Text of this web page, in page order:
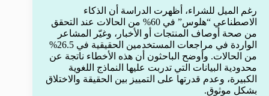
رغم الميل للشراء، أظهرت الدراسة أن الذكاء
الاصطناعي “هلوس” في 60% من الحالات عند التحقق
من صحة أوصاف المنتجات أو الأخبار، وغيّر المشاعر
الواردة في مراجعات المستخدمين الحقيقية في 26.5%
من الحالات. وأوضح الباحثون أن هذه الأخطاء ناتجة عن
محدودية البيانات التي تدربت عليها النماذج اللغوية
الكبيرة، وعدم قدرتها على التمييز بين الحقيقة والاختلاق
بشكل موثوق.